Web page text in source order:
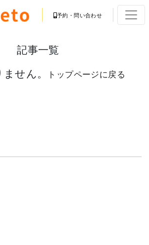
予約・問い合わせ
記事一覧
せん。 トップページに戻る